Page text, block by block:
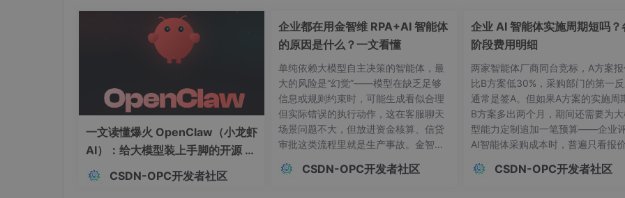
案"。遇到不会的功能，我不再急于找 "标准答案"，而是先自己拆解需求："这个效果需要哪些组件？脚本逻辑分
步？有没有现成的插件可以参考？"给初学者的建议是：少纠结 "学什么"，多动手 "做什么"。你不必先学完 C#
Unity，完全可以边做边学 —— 想让角色跳得更高？查 Rigidbody.AddForce 的参数；想做暂停菜单？学
oup 的 alpha 控制；想让场景加载不卡顿？了解 AsyncOperation。当你的目标是 "做出一个能玩的 demo" 而
住所有 API" 时，学习会变得高效又有趣。
五、未来：从 "使用者" 到 "创造者"
现在打开 Unity，我不再觉得界面陌生 ——Hierarchy 是我的舞台，Inspector 是我的工具箱，脚本是我的台词
一步，我计划学习 Shader Graph 制作动态光影，用 Unity DOTS 优化性能，甚至尝试 VR 开发。Unity 就像一
一文读懂爆火 OpenClaw（小龙虾
AI）：给大模型装上手脚的开源 AI
智能体框架
CSDN-OPC开发者社区
企业都在用金智维 RPA+AI 智能体
的原因是什么？一文看懂
单纯依赖大模型自主决策的智能体，最
大的风险是“幻觉”——模型在缺乏足够
信息或规则约束时，可能生成看似合理
但实际错误的执行动作，这在客服聊天
场景问题不大，但放进资金核算、信贷
审批这类流程里就是生产事故。金智维
政务单位、大型央国企——有复杂业务
CSDN-OPC开发者社区
企业 AI 智能体实施周期短吗？
阶段费用明细
两家智能体厂商同台竞标，A方案报
比B方案低30%，采购部门的第一
通常是签A。但如果A方案的实施周
B方案多出两个月，期间还需要为大
型能力定制追加一笔预算——企业
AI智能体采购成本时，普遍只看报
知偏差。真正决定项目成败和投入产
CSDN-OPC开发者社区